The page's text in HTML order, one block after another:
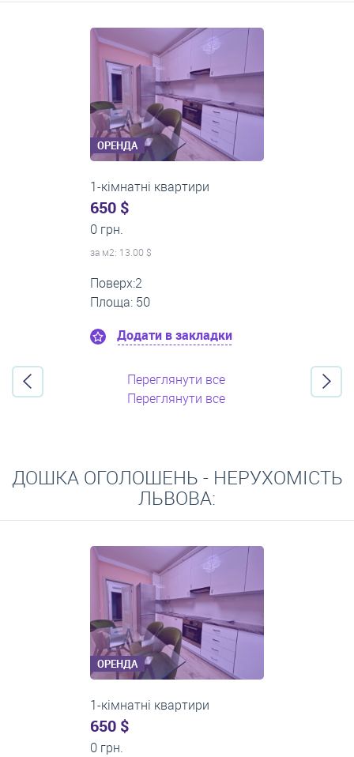
кімнат
ОРЕНДА
1-кімнатні квартири
0 $
18 000 грн.
за м2: 0.00 $
Поверх:11
Площа: 45
Додати в закладки
Переглянути все
Переглянути все
ДОШКА ОГОЛОШЕНЬ - НЕРУХОМІСТЬ
ЛЬВОВА:
ОРЕНДА
3-кімнатні квартири
0 $
22 000 грн.